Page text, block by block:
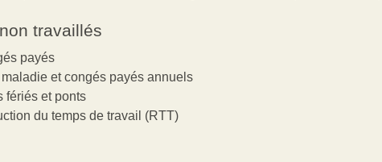
travaillés
payés
et congés payés annuels
fériés et ponts
du temps de travail (RTT)